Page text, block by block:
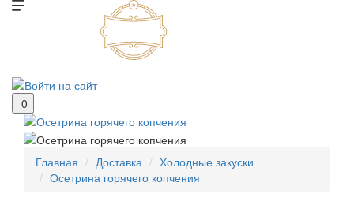
0
Главная Доставка
Холодные закуски
Осетрина горячего копчения